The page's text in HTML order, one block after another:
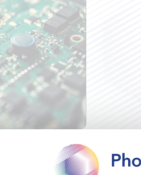
règlement sur les semi-
l’industrie des semi-